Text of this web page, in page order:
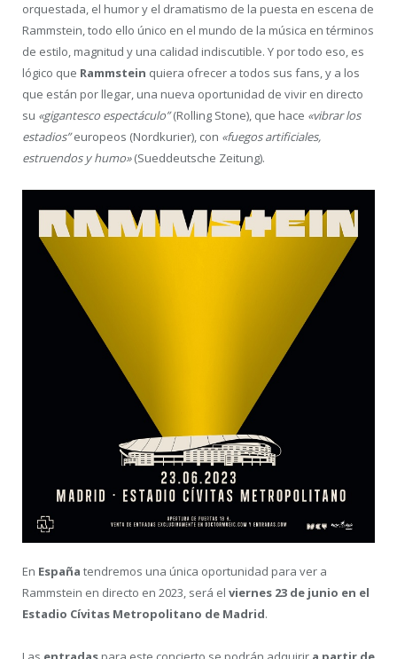
orquestada, el humor y el dramatismo de la puesta en escena de
Rammstein, todo ello único en el mundo de la música en términos
de estilo, magnitud y una calidad indiscutible. Y por todo eso, es
lógico que Rammstein quiera ofrecer a todos sus fans, y a los
que están por llegar, una nueva oportunidad de vivir en directo
su «gigantesco espectáculo”(Rolling Stone), que hace «vibrar los
estadios”europeos (Nordkurier), con «fuegos artificiales,
estruendos y humo»(Sueddeutsche Zeitung).
En España tendremos una única oportunidad para ver a
Rammstein en directo en 2023, será el viernes 23 de junio en el
Estadio Cívitas Metropolitano de Madrid.